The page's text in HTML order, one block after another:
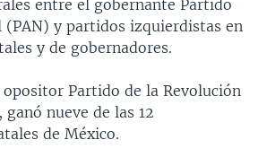
entre el gobernante Partido
(PAN) y partidos izquierdistas en
y de gobernadores.
Partido de la Revolución
nueve de las 12
de México.